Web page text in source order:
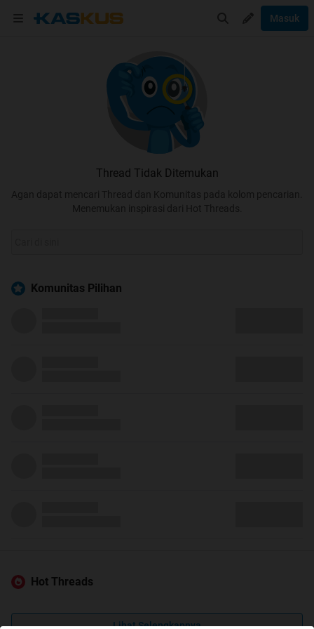
Masuk
Thread Tidak Ditemukan
Agan dapat mencari Thread dan Komunitas pada kolom pencarian.
Menemukan inspirasi dari Hot Threads.
Komunitas Pilihan
Hot Threads
Lihat Selengkapnya